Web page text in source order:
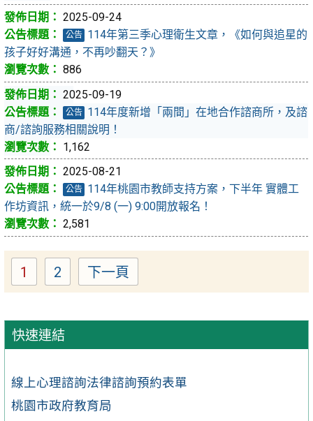
快速連結
線上心理諮詢法律諮詢預約表單
桃園市政府教育局
2025-09-24
公告 114年第三季心理衛生文章，《如何與追星的
孩子好好溝通，不再吵翻天？》
886
2025-09-19
公告 114年度新增「兩間」在地合作諮商所，及諮
商/諮詢服務相關說明！
1,162
2025-08-21
公告 114年桃園市教師支持方案，下半年 實體工
作坊資訊，統一於9/8 (一) 9:00開放報名！
2,581
Page
1 Page
2 下一頁